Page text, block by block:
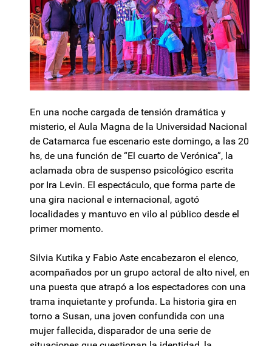
En una noche cargada de tensión dramática y
misterio, el Aula Magna de la Universidad Nacional
de Catamarca fue escenario este domingo, a las 20
hs, de una función de “El cuarto de Verónica”, la
aclamada obra de suspenso psicológico escrita
por Ira Levin. El espectáculo, que forma parte de
una gira nacional e internacional, agotó
localidades y mantuvo en vilo al público desde el
primer momento.
Silvia Kutika y Fabio Aste encabezaron el elenco,
acompañados por un grupo actoral de alto nivel, en
una puesta que atrapó a los espectadores con una
trama inquietante y profunda. La historia gira en
torno a Susan, una joven confundida con una
mujer fallecida, disparador de una serie de